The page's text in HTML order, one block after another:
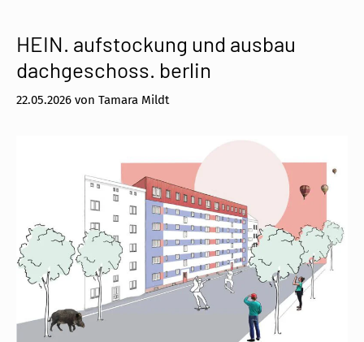
HEIN. aufstockung und ausbau
dachgeschoss. berlin
22.05.2026 von Tamara Mildt